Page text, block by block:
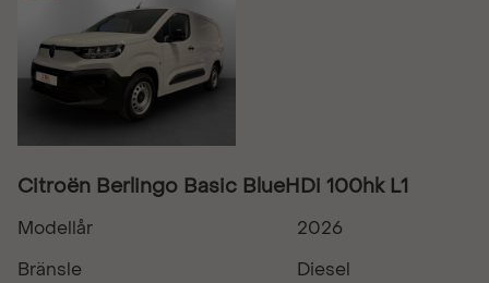
Citroën Berlingo Basic BlueHDi 100hk L1
Modellår
2026
Bränsle
Diesel